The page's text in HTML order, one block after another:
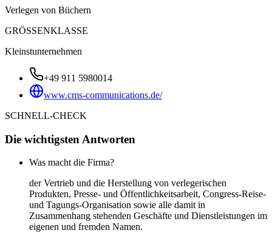
Verlegen von Büchern
GRÖSSENKLASSE
Kleinstunternehmen
+49 911 5980014
www.cms-communications.de/
SCHNELL-CHECK
Die wichtigsten Antworten
Was macht die Firma?
der Vertrieb und die Herstellung von verlegerischen
Produkten, Presse- und Öffentlichkeitsarbeit, Congress-Reise-
und Tagungs-Organisation sowie alle damit in
Zusammenhang stehenden Geschäfte und Dienstleistungen im
eigenen und fremden Namen.